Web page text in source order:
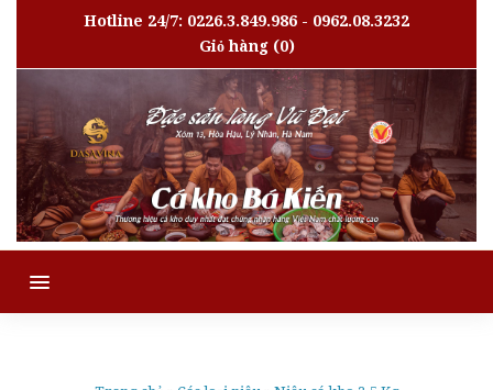
Hotline 24/7: 0226.3.849.986 - 0962.08.3232
Giỏ hàng(0)
MENU